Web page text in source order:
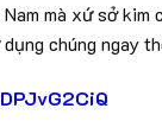
mà xứ sở
chúng ngay